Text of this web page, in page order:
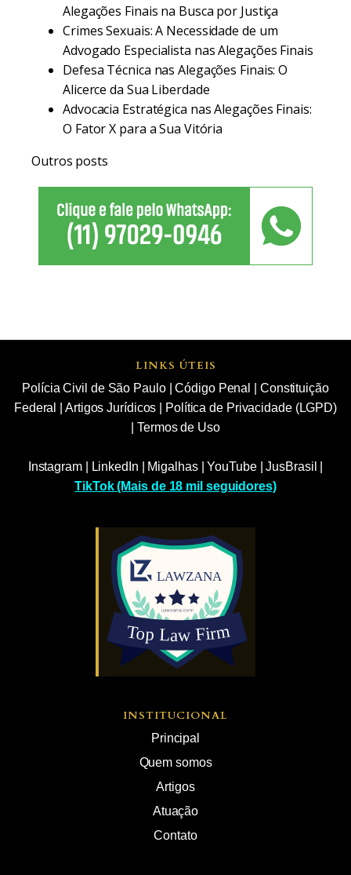
Alegações Finais na Busca por Justiça
Crimes Sexuais: A Necessidade de um
Advogado Especialista nas Alegações Finais
Defesa Técnica nas Alegações Finais: O
Alicerce da Sua Liberdade
Advocacia Estratégica nas Alegações Finais:
O Fator X para a Sua Vitória
Outros posts
LINKS ÚTEIS
Polícia Civil de São Paulo|Código Penal
Constituição
Federal
Artigos Jurídicos
Política de Privacidade (LGPD)
|Termos de Uso
Instagram| LinkedIn Migalhas|YouTube|JusBrasil
TikTok (Mais de 18 mil seguidores)
INSTITUCIONAL
Principal
Quem somos
Artigos
Atuação
Contato